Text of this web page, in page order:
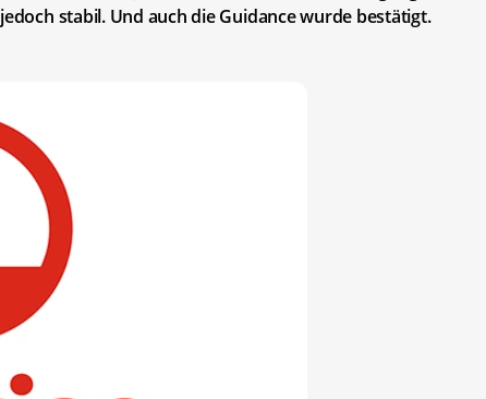
stabil. Und auch die Guidance wurde bestätigt.